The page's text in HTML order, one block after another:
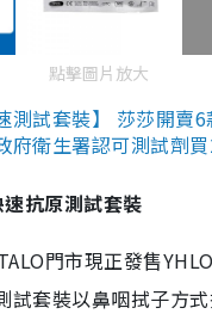
點擊圖片放大
測試套裝】 莎莎開賣
府衛生署認可測試劑
抗原測試套裝
門市現正發售
試套裝以鼻咽拭子方